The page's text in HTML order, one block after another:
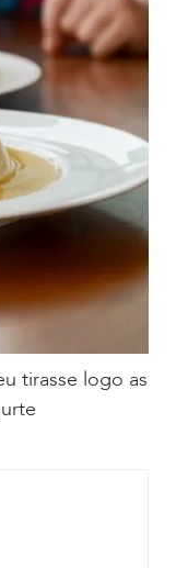
tirasse logo as